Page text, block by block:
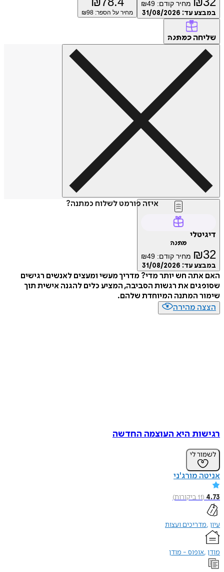
מחיר קודם: ₪49
עד:31/08/2026 מחיר על הספר: ₪98
כמתנה
איזה פורמט לשלוח כמתנה?
₪ מחיר קודם: ₪49
עד:31/08/2026
חש יותר מדי? מדריך מעשי ומעצים לאנשים רגישים
את רגשות הסביבה, המציע כלים להגנה אישית תוך
המתנה המיוחדת שלהם.
מהירה
היא העוצמה החדשה
לי
מורג'ני
11ביקורות)
ועצות
אופוס - מודן